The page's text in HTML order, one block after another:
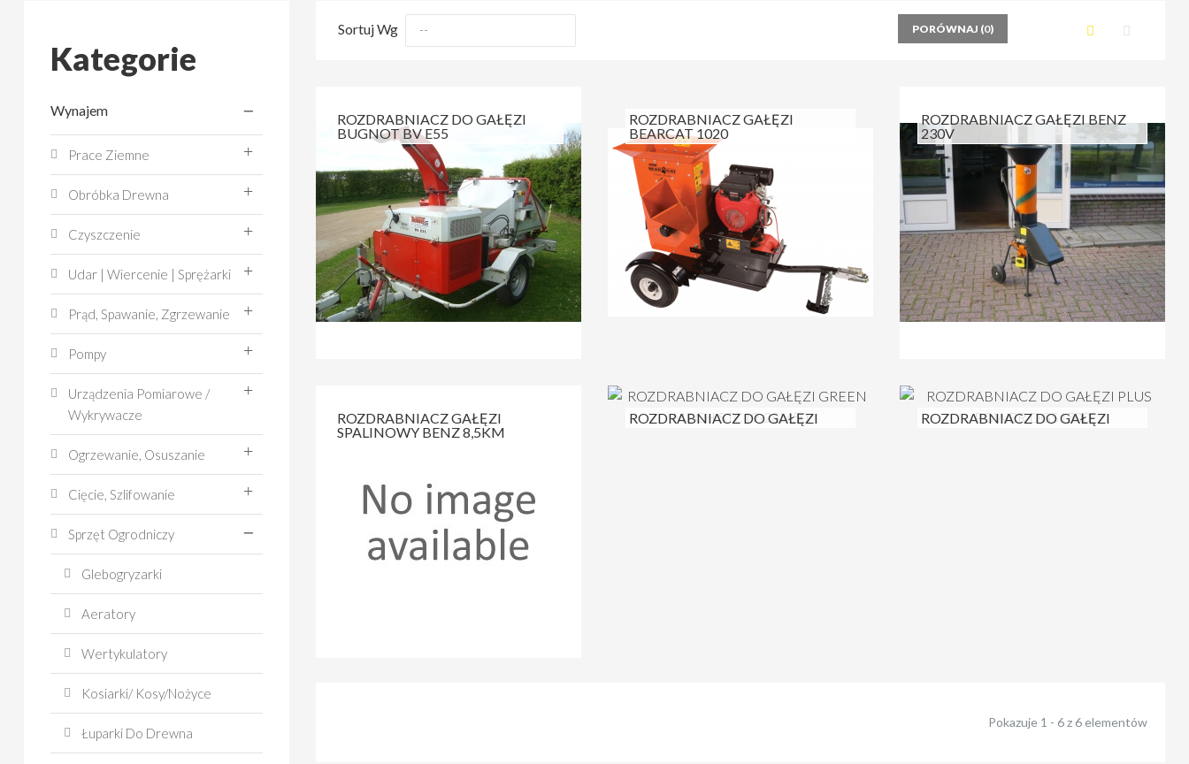
Kategorie
Wynajem
Prace Ziemne
Obróbka Drewna
Czyszczenie
Udar | Wiercenie | Sprężarki
Prąd, Spawanie, Zgrzewanie
Pompy
Urządzenia Pomiarowe /
Wykrywacze
Ogrzewanie, Osuszanie
Cięcie, Szlifowanie
Sprzęt Ogrodniczy
Glebogryzarki
Aeratory
Wertykulatory
Kosiarki/ Kosy/Nożyce
Łuparki Do Drewna
Sortuj Wg PORÓWNAJ (0)
ROZDRABNIACZ DO GAŁĘZI
BUGNOT BV E55
ROZDRABNIACZ GAŁĘZI
BEARCAT 1020
ROZDRABNIACZ GAŁĘZI BENZ
230V
ROZDRABNIACZ GAŁĘZI
SPALINOWY BENZ 8,5KM
ROZDRABNIACZ DO GAŁĘZI
GREEN MECH STC19-28M50
ROZDRABNIACZ DO GAŁĘZI
Pokazuje 1 - 6 z 6 elementów